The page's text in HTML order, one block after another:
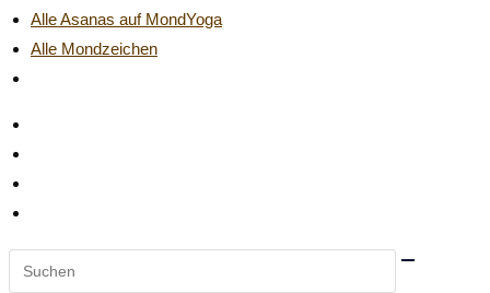
Alle Asanas auf MondYoga
Alle Mondzeichen
Website
durchsuchen